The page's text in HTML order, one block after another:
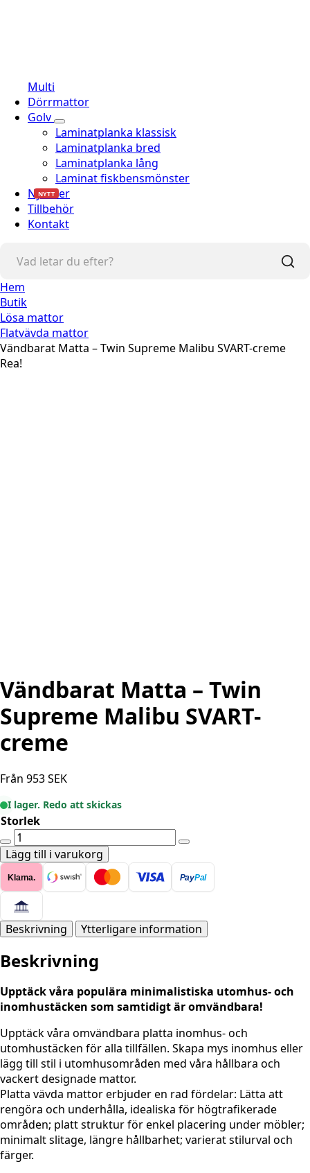
Multi
Dörrmattor
Golv
Laminatplanka klassisk
Laminatplanka bred
Laminatplanka lång
Laminat fiskbensmönster
Nyheter
NYTT
Tillbehör
Kontakt
Hem
Butik
Lösa mattor
Flatvävda mattor
Vändbarat Matta – Twin Supreme Malibu SVART-creme
Rea!
Vändbarat Matta – Twin
Supreme Malibu SVART-
creme
Från 953SEK
I lager. Redo att skickas
Storlek
Vändbarat
Matta
-
Twin
Supreme
Malibu
SVART-
creme
mängd
Lägg till i varukorg
Klarna. PayPal
Beskrivning Ytterligare information
Beskrivning
Upptäck våra populära minimalistiska utomhus- och
inomhustäcken som samtidigt är omvändbara!
Upptäck våra omvändbara platta inomhus- och
utomhustäcken för alla tillfällen. Skapa mys inomhus eller
lägg till stil i utomhusområden med våra hållbara och
vackert designade mattor.
Platta vävda mattor erbjuder en rad fördelar: Lätta att
rengöra och underhålla, idealiska för högtrafikerade
områden; platt struktur för enkel placering under möbler;
minimalt slitage, längre hållbarhet; varierat stilurval och
färger.